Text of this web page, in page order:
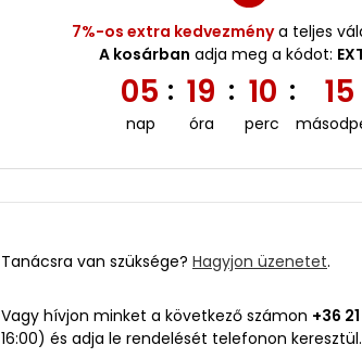
7%-os extra kedvezménya teljes
A kosárban adja meg a kódot:
05
nap
: 19
óra
: 10
perc
: 14
Tanácsra van szüksége? Hagyjon üzenetet.
Vagy hívjon minket a következő számon +36
16:00) és adja le rendelését telefonon keresztül.